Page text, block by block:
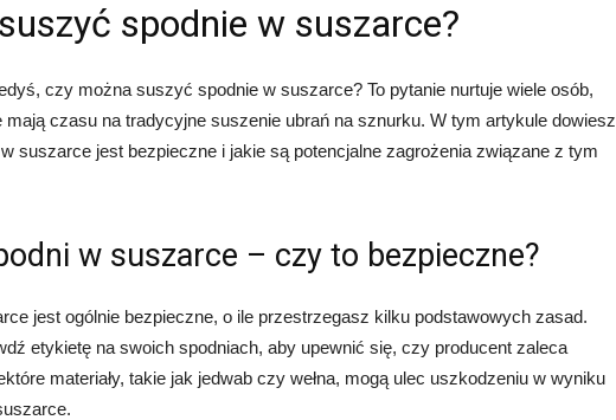
spodnie w suszarce?
czy można suszyć spodnie w suszarce? To pytanie nurtuje wiele osób,
mają czasu na tradycyjne suszenie ubrań na sznurku. W tym artykule dowiesz
suszarce jest bezpieczne i jakie są potencjalne zagrożenia związane z tym
w suszarce – czy to bezpieczne?
jest ogólnie bezpieczne, o ile przestrzegasz kilku podstawowych zasad.
etykietę na swoich spodniach, aby upewnić się, czy producent zaleca
materiały, takie jak jedwab czy wełna, mogą ulec uszkodzeniu w wyniku